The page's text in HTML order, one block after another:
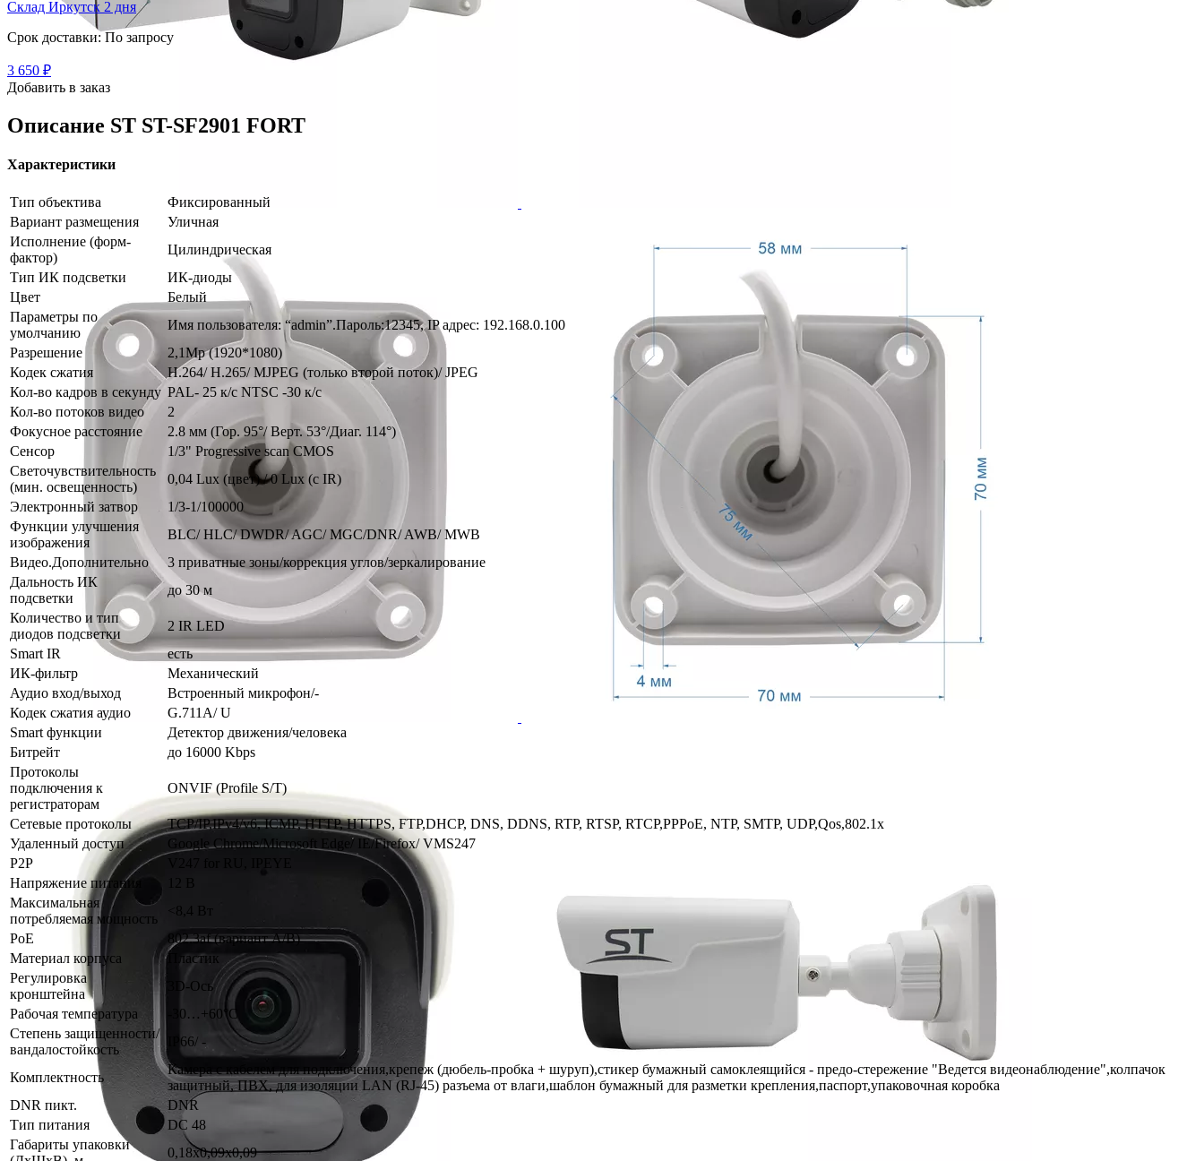
Склад Иркутск 2 дня
Срок доставки: По запросу
3 650 ₽
Добавить в заказ
Описание ST ST-SF2901 FORT
Характеристики
Тип объектива
Фиксированный
Вариант размещения
Уличная
Исполнение (форм-
фактор)
Цилиндрическая
Тип ИК подсветки
ИК-диоды
Цвет
Белый
Параметры по
умолчанию
Имя пользователя: “admin”.Пароль:12345, IP адрес: 192.168.0.100
Разрешение
2,1Mp (1920*1080)
Кодек сжатия
H.264/ H.265/ MJPEG (только второй поток)/ JPEG
Кол-во кадров в секунду PAL- 25 к/с NTSC -30 к/с
Кол-во потоков видео
2
Фокусное расстояние
2.8 мм (Гор. 95°/ Верт. 53°/Диаг. 114°)
Сенсор
1/3" Progressive scan CMOS
Светочувствительность
(мин. освещенность)
0,04 Lux (цвет) / 0 Lux (с IR)
Электронный затвор
1/3-1/100000
Функции улучшения
изображения
BLC/ HLC/ DWDR/ AGC/ MGC/DNR/ AWB/ MWB
Видео.Дополнительно
3 приватные зоны/коррекция углов/зеркалирование
Дальность ИК
подсветки
до 30 м
Количество и тип
диодов подсветки
2 IR LED
Smart IR
есть
ИК-фильтр
Механический
Аудио вход/выход
Встроенный микрофон/-
Кодек сжатия аудио
G.711A/ U
Smart функции
Детектор движения/человека
Битрейт
до 16000 Kbps
Протоколы
подключения к
регистраторам
ONVIF (Profile S/T)
Сетевые протоколы
TCP/IP,IPv4/v6, ICMP, HTTP, HTTPS, FTP,DHCP, DNS, DDNS, RTP, RTSP, RTCP,PPPoE, NTP, SMTP, UDP,Qos,802.1x
Удаленный доступ
Google Chrome/Microsoft Edge/ IE/Firefox/ VMS247
P2P
Напряжение питания
12 В
Максимальная
потребляемая мощность
<8,4 Вт
PoE
802.3af (вариант А/В)
Материал корпуса
Пластик
Регулировка
кронштейна
3D-Ось
Рабочая температура
-30…+60°С
Степень защищенности/
вандалостойкость
IP66/ -
Комплектность
Камера с кабелем для подключения,крепеж (дюбель-пробка + шуруп),cтикер бумажный самоклеящийся - предо-стережение "Ведется видеонаблюдение",колпачок
защитный, ПВХ, для изоляции LAN (RJ-45) разъема от влаги,шаблон бумажный для разметки крепления,паспорт,упаковочная коробка
DNR пикт.
DNR
Тип питания
DC 48
Габариты упаковки
0,18x0,09x0,09